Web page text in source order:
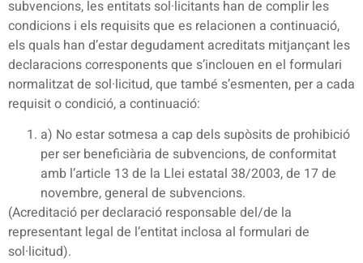
subvencions, les entitats sol·licitants han de complir les
condicions i els requisits que es relacionen a continuació,
els quals han d’estar degudament acreditats mitjançant les
declaracions corresponents que s’inclouen en el formulari
normalitzat de sol·licitud, que també s’esmenten, per a cada
requisit o condició, a continuació:
a) No estar sotmesa a cap dels supòsits de prohibició
per ser beneficiària de subvencions, de conformitat
amb l’article 13 de la Llei estatal 38/2003, de 17 de
novembre, general de subvencions.
(Acreditació per declaració responsable del/de la
representant legal de l’entitat inclosa al formulari de
sol·licitud).